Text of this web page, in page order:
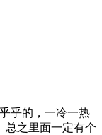
乎的，一冷一热
总之里面一定有个